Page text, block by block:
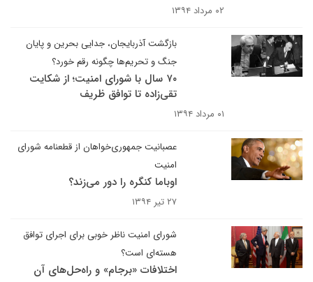
۰۲ مرداد ۱۳۹۴
بازگشت آذربایجان، جدایی بحرین و پایان
جنگ و تحریم‌ها چگونه رقم خورد؟
۷۰ سال با شورای امنیت؛ از شکایت
تقی‌زاده تا توافق ظریف
۰۱ مرداد ۱۳۹۴
عصبانیت جمهوری‌خواهان از قطعنامه شورای
امنیت
اوباما کنگره را دور می‌زند؟
۲۷ تیر ۱۳۹۴
شورای امنیت ناظر خوبی برای اجرای توافق
هسته‌ای است؟
اختلافات «برجام» و راه‌حل‌های آن